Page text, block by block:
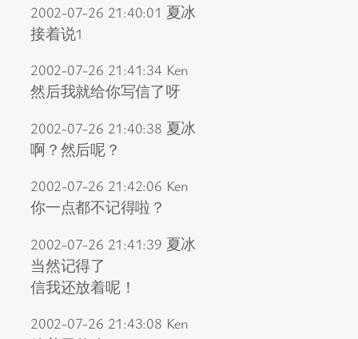
2002-07-26 21:40:01 夏冰
接着说1
2002-07-26 21:41:34 Ken
然后我就给你写信了呀
2002-07-26 21:40:38 夏冰
啊？然后呢？
2002-07-26 21:42:06 Ken
你一点都不记得啦？
2002-07-26 21:41:39 夏冰
当然记得了
信我还放着呢！
2002-07-26 21:43:08 Ken